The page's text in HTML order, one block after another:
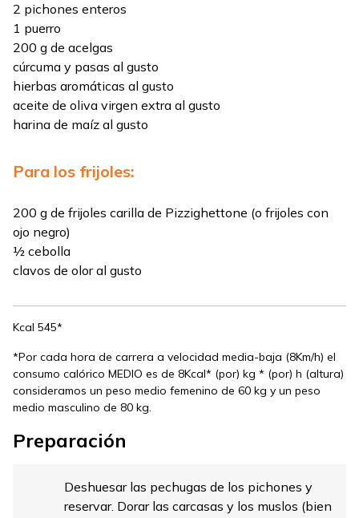
2 pichones enteros
1 puerro
200 g de acelgas
cúrcuma y pasas al gusto
hierbas aromáticas al gusto
aceite de oliva virgen extra al gusto
harina de maíz al gusto
Para los frijoles:
200 g de frijoles carilla de Pizzighettone (o frijoles con
ojo negro)
½ cebolla
clavos de olor al gusto
Kcal 545*
*Por cada hora de carrera a velocidad media-baja (8Km/h) el
consumo calórico MEDIO es de 8Kcal* (por) kg * (por) h (altura)
consideramos un peso medio femenino de 60 kg y un peso
medio masculino de 80 kg.
Preparación
Deshuesar las pechugas de los pichones y
reservar. Dorar las carcasas y los muslos (bien